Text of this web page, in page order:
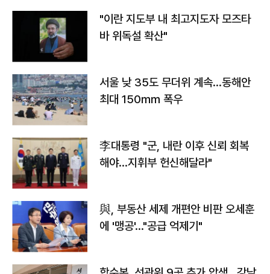
"이란 지도부 내 최고지도자 모즈타
바 위독설 확산"
서울 낮 35도 무더위 계속…동해안
최대 150㎜ 폭우
李대통령 "군, 내란 이후 신뢰 회복
해야…지휘부 헌신해달라"
與, 부동산 세제 개편안 비판 오세훈
에 '맹공'…"공급 억제기"